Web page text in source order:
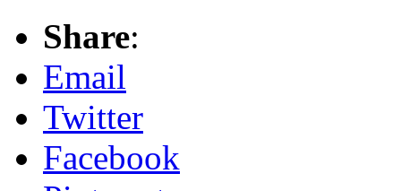
Share:
Email
Twitter
Facebook